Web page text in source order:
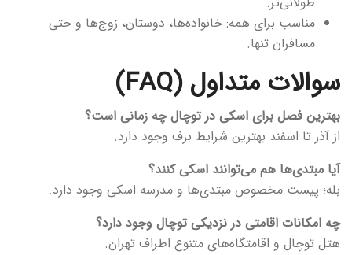
مناسب برای همه: خانواده‌ها، دوستان، زوج‌ها و حتی
مسافران تنها.
سوالات متداول (FAQ)
بهترین فصل برای اسکی در توچال چه زمانی است؟
از آذر تا اسفند بهترین شرایط برف وجود دارد.
آیا مبتدی‌ها هم می‌توانند اسکی کنند؟
بله؛ پیست مخصوص مبتدی‌ها و مدرسه اسکی وجود دارد.
چه امکانات اقامتی در نزدیکی توچال وجود دارد؟
هتل توچال و اقامتگاه‌های متنوع اطراف تهران.